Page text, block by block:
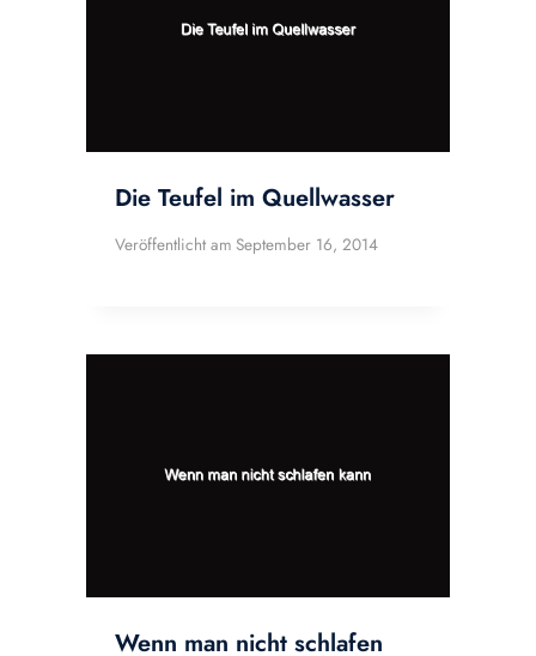
Die Teufel im Quellwasser
Veröffentlicht am September 16, 2014
Wenn man nicht schlafen